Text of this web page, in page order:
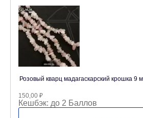
Розовый кварц мадагаскарский крошка 9
150,00 ₽
Кешбэк: до 2 Баллов